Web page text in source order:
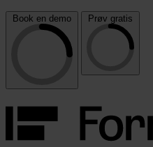
Book en demo Prøv gratis